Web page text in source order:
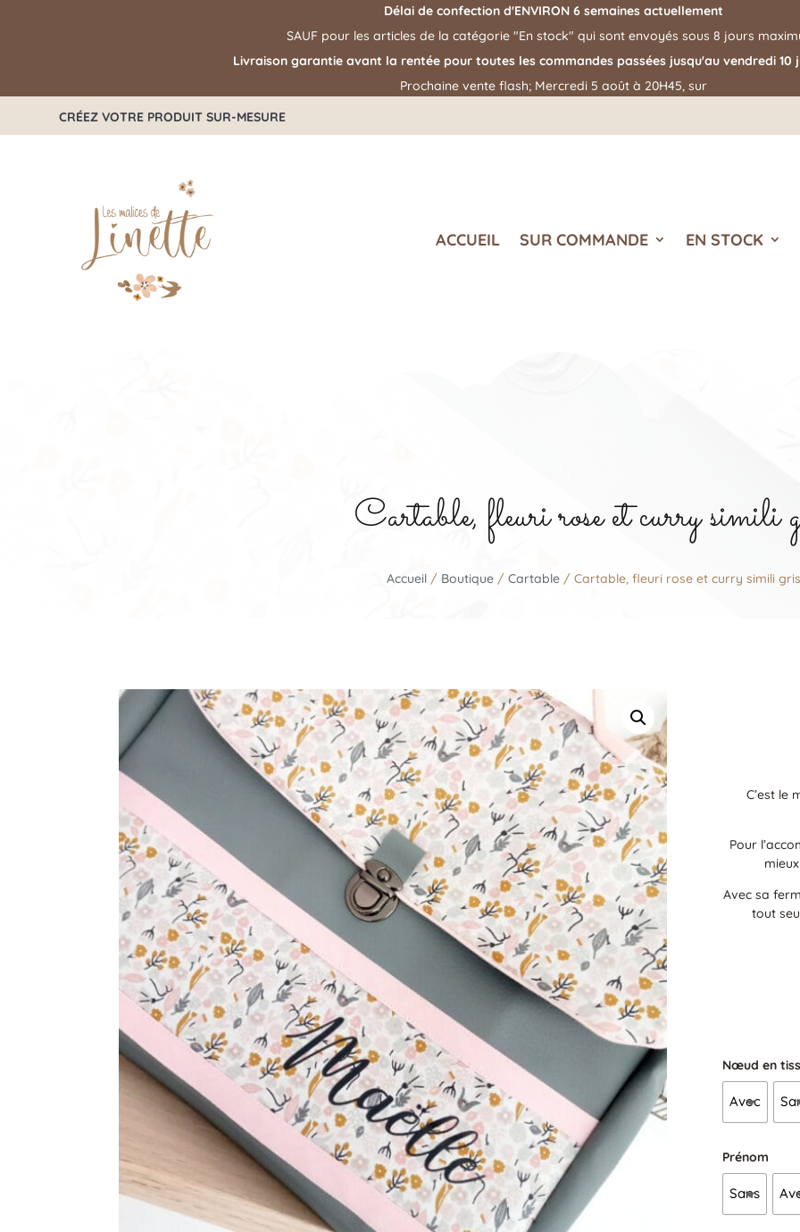
Délai de confection d'ENVIRON 6 semaines actuellement
SAUF pour les articles de la catégorie "En stock" qui sont envoyés sous 8 jours
Livraison garantie avant la rentée pour toutes les commandes passées jusqu'au vendredi 10
Prochaine vente flash; Mercredi 5 août à 20H45, sur
CRÉEZ VOTRE PRODUIT SUR-MESURE
ACCUEIL SUR COMMANDE EN STOCK
Cartable, fleuri rose et curry simili
Accueil/ Boutique/ Cartable/ Cartable, fleuri rose et curry simili gris
C’est le
Pour
Avec sa
tout
Nœud en
Avec
Prénom
Sans